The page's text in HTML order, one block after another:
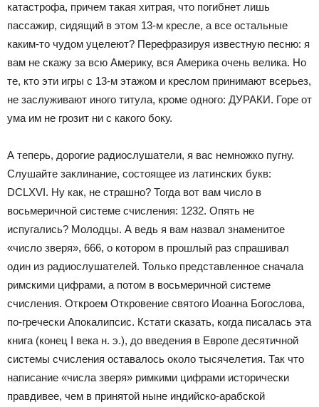
катастрофа, причем такая хитрая, что погибнет лишь
пассажир, сидящий в этом 13-м кресле, а все остальные
каким-то чудом уцелеют? Перефразируя известную песню: я
вам не скажу за всю Америку, вся Америка очень велика. Но
те, кто эти игры с 13-м этажом и креслом принимают всерьез,
не заслуживают иного титула, кроме одного: ДУРАКИ. Горе от
ума им не грозит ни с какого боку.
А теперь, дорогие радиослушатели, я вас немножко пугну.
Слушайте заклинание, состоящее из латинских букв:
DCLXVI. Ну как, не страшно? Тогда вот вам число в
восьмеричной системе счисления: 1232. Опять не
испугались? Молодцы. А ведь я вам назвал знаменитое
«число зверя», 666, о котором в прошлый раз спрашивал
один из радиослушателей. Только представленное сначала
римскими цифрами, а потом в восьмеричной системе
счисления. Откроем Откровение святого Иоанна Богослова,
по-гречески Апокалипсис. Кстати сказать, когда писалась эта
книга (конец I века н. э.), до введения в Европе десятичной
системы счисления оставалось около тысячелетия. Так что
написание «числа зверя» римкими цифрами исторически
правдивее, чем в принятой ныне индийско-арабской